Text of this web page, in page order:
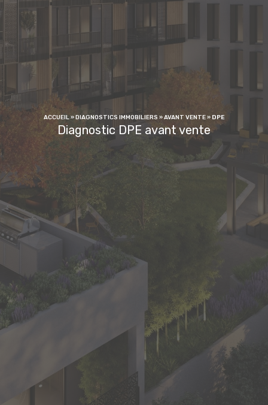
ACCUEIL» DIAGNOSTICS IMMOBILIERS »AVANT VENTE» DPE
Diagnostic DPE avant vente